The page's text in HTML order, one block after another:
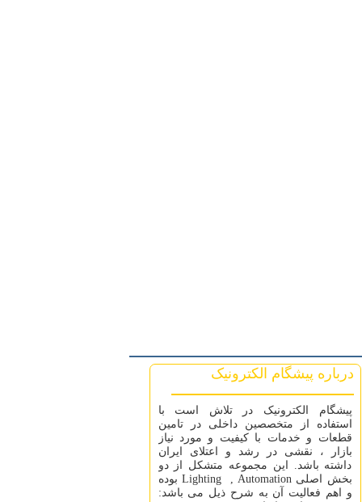
درباره پیشگام الکترونیک
پیشگام الکترونیک در تلاش است با
استفاده از متخصصین داخلی در تامین
قطعات و خدمات با کیفیت و مورد نیاز
بازار ، نقشی در رشد و اعتلای ایران
داشته باشد. این مجموعه متشکل از دو
بخش اصلی Lighting , Automation بوده
و اهم فعالیت آن به شرح ذیل می باشد: